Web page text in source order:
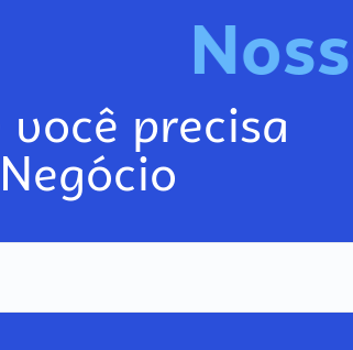
Noss
precisa